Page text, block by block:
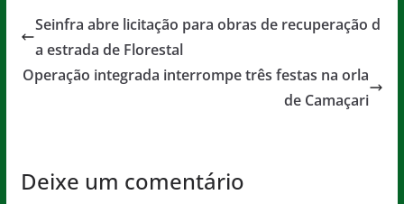
e
b
o
er l s
A
p
a
e
Seinfra abre licitação para obras de recuperação d
a estrada de Florestal
Operação integrada interrompe três festas na orla
de Camaçari
Deixe um comentário